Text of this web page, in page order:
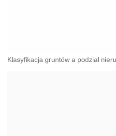
Klasyfikacja gruntów a podział